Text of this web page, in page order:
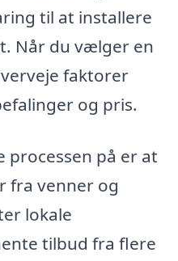
til at installere
Når du vælger en
faktorer
og pris.
processen på er at
fra venner og
lokale
tilbud fra flere